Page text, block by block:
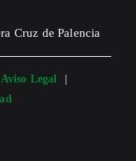
Cruz de Palencia
Aviso Legal